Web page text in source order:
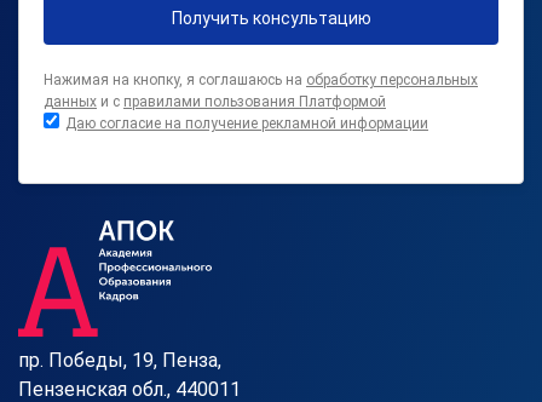
Получить консультацию
Нажимая на кнопку, я соглашаюсь на обработку персональных
данных и с правилами пользования Платформой
Даю согласие на получение рекламной информации
пр. Победы, 19, Пенза,
Пензенская обл., 440011